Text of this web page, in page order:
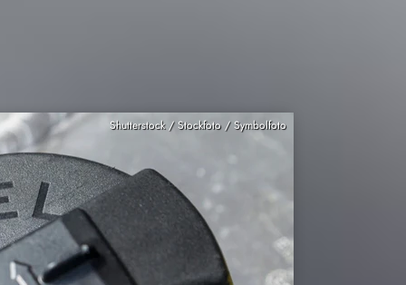
Shutterstock / Stockfoto / Symbolfoto